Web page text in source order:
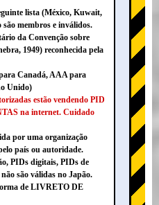
lista (México, Kuwait,
membros e inválidos.
da Convenção sobre
1949) reconhecida pela
Canadá, AAA para
Unido)
estão vendendo PID
na internet. Cuidado
por uma organização
país ou autoridade.
PIDs digitais, PIDs de
são válidas no Japão.
de LIVRETO DE